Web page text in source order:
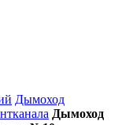
Дымоход
Дымоход